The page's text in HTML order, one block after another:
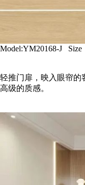
Model:YM20168-J Size
轻推门扉，映入眼帘的
高级的质感。